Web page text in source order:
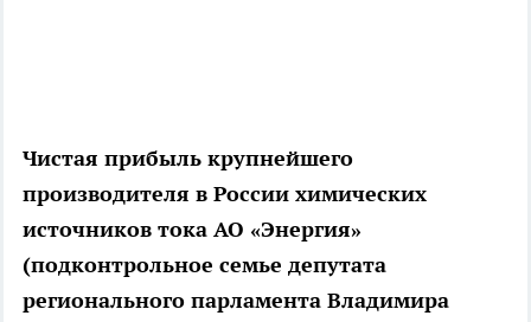
Чистая прибыль крупнейшего
производителя в России химических
источников тока АО «Энергия»
(подконтрольное семье депутата
регионального парламента Владимира